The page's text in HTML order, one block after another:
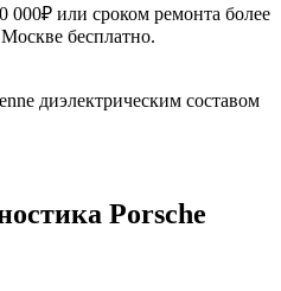
или сроком ремонта более
бесплатно.
диэлектрическим составом
Porsche